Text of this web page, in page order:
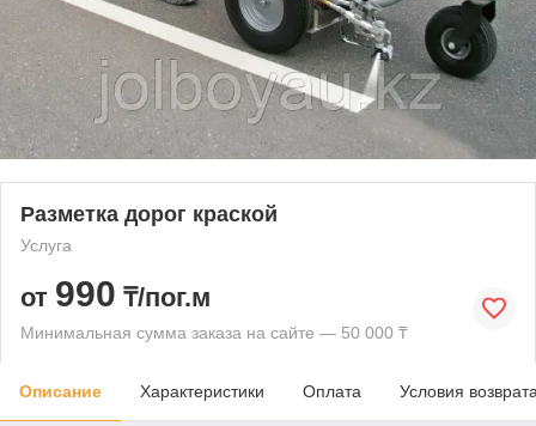
Разметка дорог краской
Услуга
от 990 ₸/пог.м
Минимальная сумма заказа на сайте — 50 000 ₸
Описание Характеристики Оплата Условия